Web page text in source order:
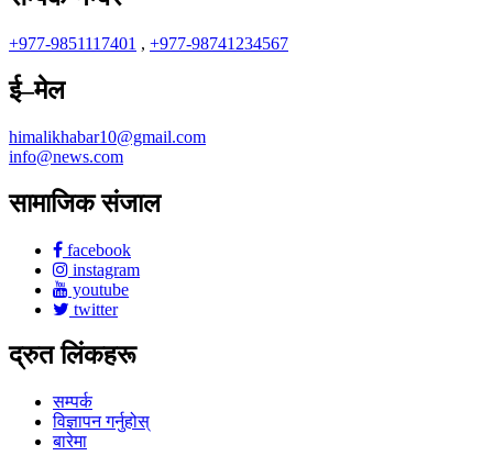
+977-9851117401 , +977-98741234567
ई–मेल
himalikhabar10@gmail.com
info@news.com
सामाजिक संजाल
facebook
instagram
youtube
twitter
द्रुत लिंकहरू
सम्पर्क
विज्ञापन गर्नुहोस्
बारेमा